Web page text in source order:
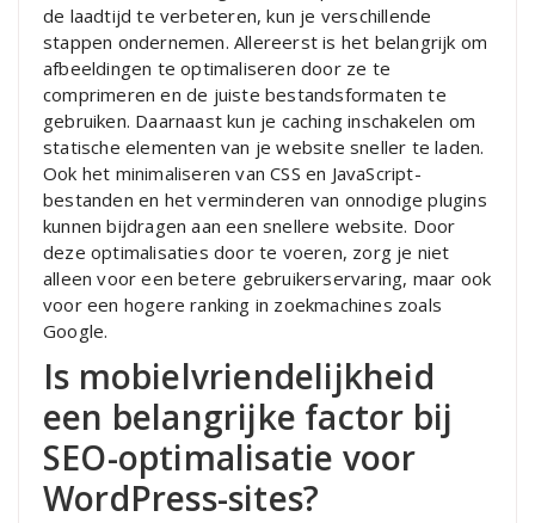
de laadtijd te verbeteren, kun je verschillende
stappen ondernemen. Allereerst is het belangrijk om
afbeeldingen te optimaliseren door ze te
comprimeren en de juiste bestandsformaten te
gebruiken. Daarnaast kun je caching inschakelen om
statische elementen van je website sneller te laden.
Ook het minimaliseren van CSS en JavaScript-
bestanden en het verminderen van onnodige plugins
kunnen bijdragen aan een snellere website. Door
deze optimalisaties door te voeren, zorg je niet
alleen voor een betere gebruikerservaring, maar ook
voor een hogere ranking in zoekmachines zoals
Google.
Is mobielvriendelijkheid
een belangrijke factor bij
SEO-optimalisatie voor
WordPress-sites?